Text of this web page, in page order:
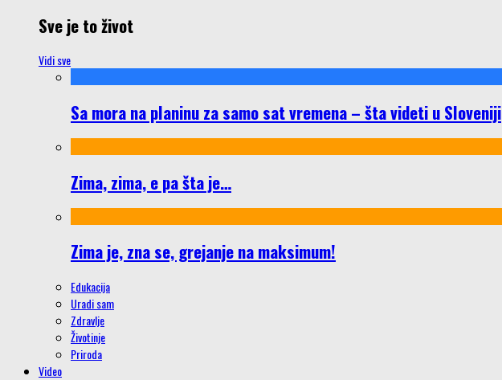
Sve je to život
Vidi sve
Sa mora na planinu za samo sat vremena – šta videti u Sloveniji
Zima, zima, e pa šta je…
Zima je, zna se, grejanje na maksimum!
Edukacija
Uradi sam
Zdravlje
Životinje
Priroda
Video